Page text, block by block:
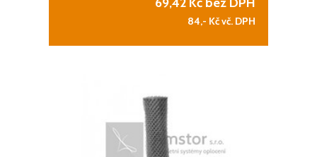
84,- Kč vč. DPH